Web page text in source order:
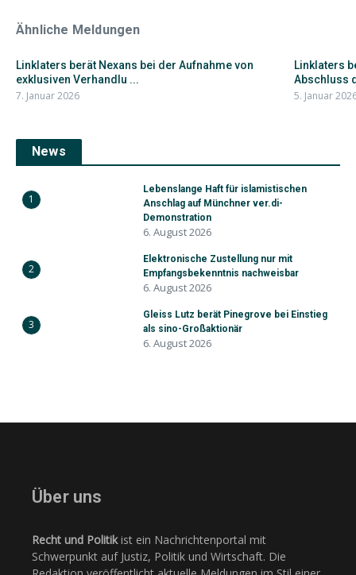
Ähnliche Meldungen
Linklaters berät Nexans bei der Aufnahme von
exklusiven Verhandlu ...
7. Januar 2026
Linklaters
Abschluss
5. Januar
News
1
Lebenslange Haft für islamistischen
Anschlag auf Münchner ver.di-
Demonstration
6. August 2026
2
Elektronische Zustellung nur mit
Empfangsbekenntnis nachweisbar
6. August 2026
3
Gleiss Lutz berät Pinegrove bei Einstieg
als sino-Großaktionär
6. August 2026
Über uns
Recht und Politikist ein Nachrichtenportal mit
Schwerpunkt auf Justiz, Politik und Wirtschaft. Die